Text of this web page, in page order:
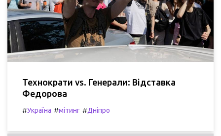
Технократи vs. Генерали: Відставка
Федорова
#Україна #мітинг #Дніпро